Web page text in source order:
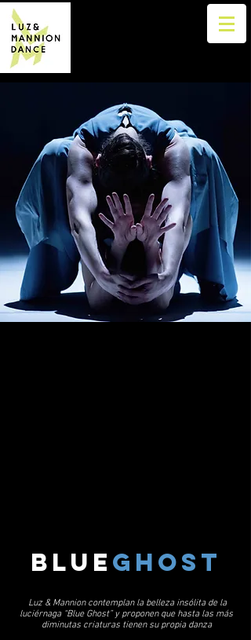
blue ghost
Luz & Mannion contemplan la belleza insólita de la
luciérnaga “Blue Ghost” y proponen que hasta las más
diminutas criaturas tienen su propia danza